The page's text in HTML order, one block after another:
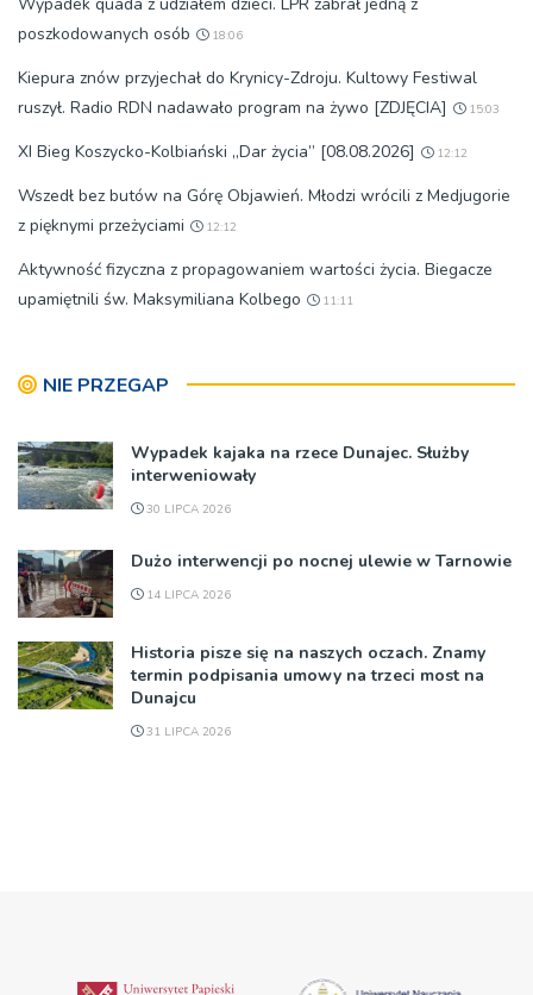
poszkodowanych osób
18:06
Kiepura znów przyjechał do Krynicy-Zdroju. Kultowy Festiwal
ruszył. Radio RDN nadawało program na żywo [ZDJĘCIA]
15:03
XI Bieg Koszycko-Kolbiański „Dar życia” [08.08.2026] 12:12
Wszedł bez butów na Górę Objawień. Młodzi wrócili z Medjugorie
z pięknymi przeżyciami
12:12
Aktywność fizyczna z propagowaniem wartości życia. Biegacze
upamiętnili św. Maksymiliana Kolbego
11:11
NIE PRZEGAP
Wypadek kajaka na rzece Dunajec. Służby
interweniowały
30 LIPCA 2026
Dużo interwencji po nocnej ulewie w Tarnowie
14 LIPCA 2026
Historia pisze się na naszych oczach. Znamy
termin podpisania umowy na trzeci most na
Dunajcu
31 LIPCA 2026